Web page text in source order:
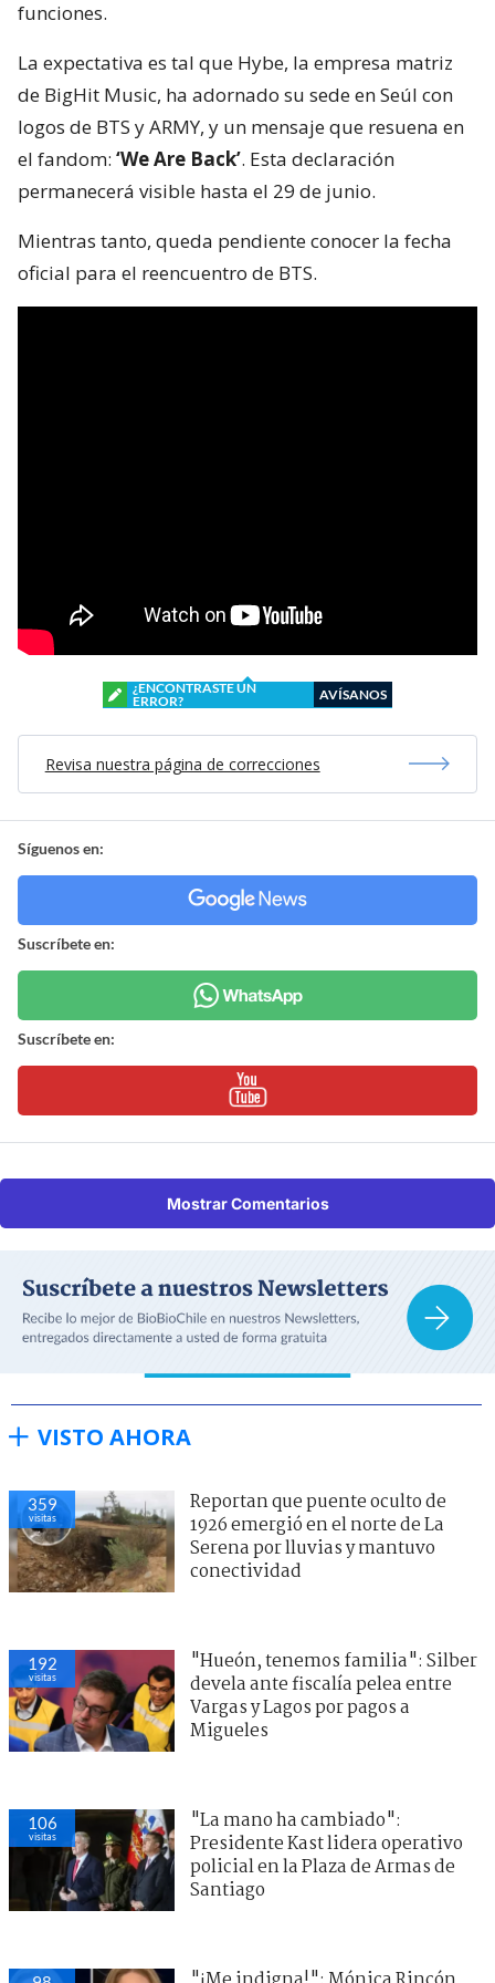
funciones.
La expectativa es tal que Hybe, la empresa matriz
de BigHit Music, ha adornado su sede en Seúl con
logos de BTS y ARMY, y un mensaje que resuena en
el fandom: ‘We Are Back’. Esta declaración
permanecerá visible hasta el 29 de junio.
Mientras tanto, queda pendiente conocer la fecha
oficial para el reencuentro de BTS.
¿ENCONTRASTE UN
ERROR?
AVÍSANOS
Revisa nuestra página de correcciones
Síguenos en:
Suscríbete en:
Suscríbete en:
Mostrar Comentarios
VISTO AHORA
359
visitas
Reportan que puente oculto de
1926 emergió en el norte de La
Serena por lluvias y mantuvo
conectividad
192
visitas
"Hueón, tenemos familia": Silber
devela ante fiscalía pelea entre
Vargas y Lagos por pagos a
Migueles
106
visitas
"La mano ha cambiado":
Presidente Kast lidera operativo
policial en la Plaza de Armas de
Santiago